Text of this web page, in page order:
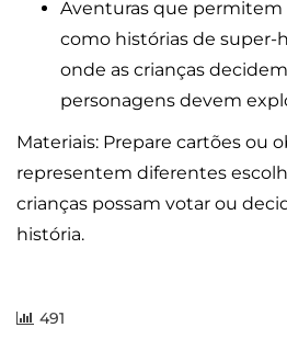
Aventuras que permitem
como histórias de super-
onde as crianças
personagens devem
Materiais: Prepare cartões ou
representem diferentes
crianças possam votar ou
história.
491